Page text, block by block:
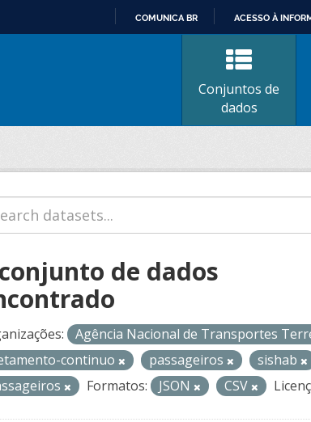
CONTEÚDO
COMUNICA BR ACESSO À
Conjuntos de
dados
de dados
Agência Nacional de Transportes
continuo
passageiros sishab
Formatos: JSON CSV